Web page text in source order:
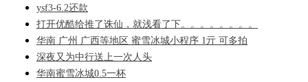
ysf3-6.2还款
打开优酷给推了诛仙，就浅看了下。。。。。。。。
华南 广州 广西等地区 蜜雪冰城小程序 1亓 可多拍
深夜又为中行送上一次人头
华南蜜雪冰城0.5一杯